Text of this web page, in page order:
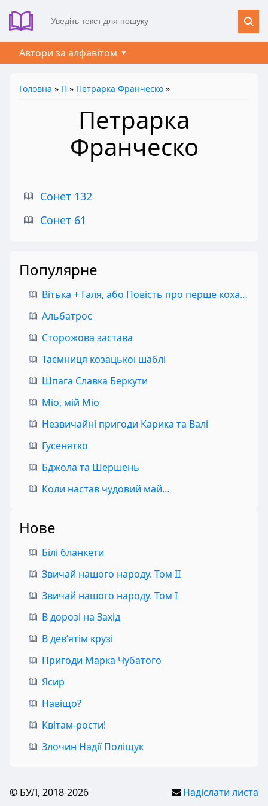
Автори за алфавітом
Головна » П » Петрарка Франческо »
Петрарка
Франческо
Сонет 132
Сонет 61
Популярне
Вітька + Галя, або Повість про перше кохання
Альбатрос
Сторожова застава
Таємниця козацької шаблі
Шпага Славка Беркути
Міо, мій Міо
Незвичайні пригоди Карика та Валі
Гусенятко
Бджола та Шершень
Коли настав чудовий май…
Нове
Білі бланкети
Звичай нашого народу. Том II
Звичай нашого народу. Том I
В дорозі на Захід
В дев’ятім крузі
Пригоди Марка Чубатого
Ясир
Навіщо?
Квітам-рости!
Злочин Надії Поліщук
© БУЛ, 2018-2026 Надіслати листа